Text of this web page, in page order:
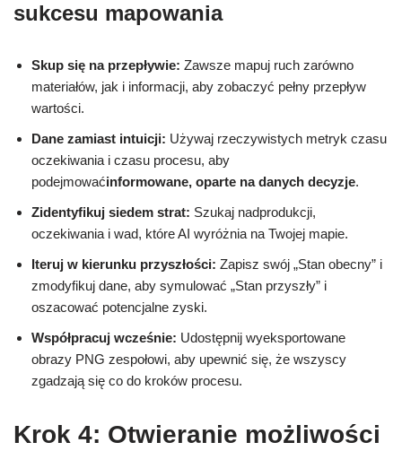
sukcesu mapowania
Skup się na przepływie: Zawsze mapuj ruch zarówno
materiałów, jak i informacji, aby zobaczyć pełny przepływ
wartości.
Dane zamiast intuicji: Używaj rzeczywistych metryk czasu
oczekiwania i czasu procesu, aby
podejmowaćinformowane, oparte na danych decyzje.
Zidentyfikuj siedem strat: Szukaj nadprodukcji,
oczekiwania i wad, które AI wyróżnia na Twojej mapie.
Iteruj w kierunku przyszłości: Zapisz swój „Stan obecny” i
zmodyfikuj dane, aby symulować „Stan przyszły” i
oszacować potencjalne zyski.
Współpracuj wcześnie: Udostępnij wyeksportowane
obrazy PNG zespołowi, aby upewnić się, że wszyscy
zgadzają się co do kroków procesu.
Krok 4: Otwieranie możliwości